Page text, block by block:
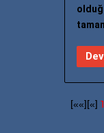
[««][«]